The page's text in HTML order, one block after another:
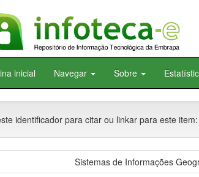
inicial Navegar Sobre
identificador para citar ou linkar para este item:
Sistemas de Informações